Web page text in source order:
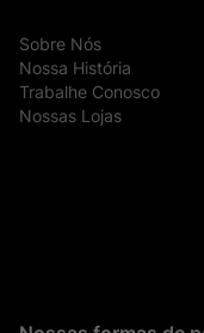
Sobre Nós
Nossa História
Trabalhe Conosco
Nossas Lojas